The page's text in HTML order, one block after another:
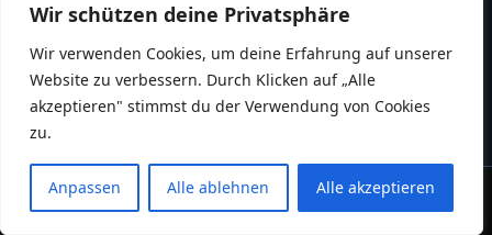
Wir schützen deine Privatsphäre
Wir verwenden Cookies, um deine Erfahrung auf unserer
Website zu verbessern. Durch Klicken auf „Alle
akzeptieren" stimmst du der Verwendung von Cookies
zu.
Anpassen Alle ablehnen Alle akzeptieren
Laufleistung, denn sie bestimmt, wie attraktiv
Getriebe, Achsen und Anbauteile für die
Weiterverwendung sind.
Der dritte große Faktor ist die Art des Schadens.
Ein Wagen mit defektem Lader oder
durchgebrannter Kopfdichtung ist für Aufkäufer
interessanter als einer mit blockiertem
Auto mit Motorschaden?
Kostenlos & unverbindlich WhatsApp Bewerten